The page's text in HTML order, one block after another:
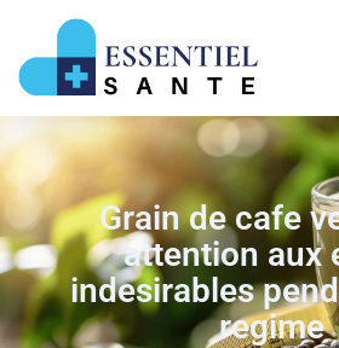
Grain de cafe
attention aux
indesirables
regime